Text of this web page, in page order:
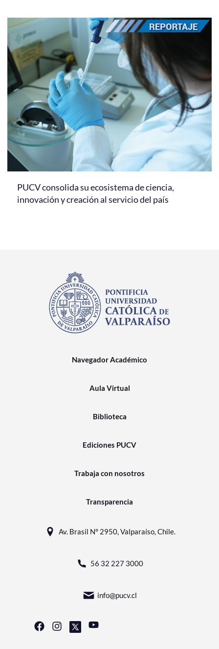
PUCV consolida su ecosistema de ciencia,
innovación y creación al servicio del país
Navegador Académico
Aula Virtual
Biblioteca
Ediciones PUCV
Trabaja con nosotros
Transparencia
Av. Brasil N° 2950, Valparaíso, Chile.
56 32 227 3000
info@pucv.cl